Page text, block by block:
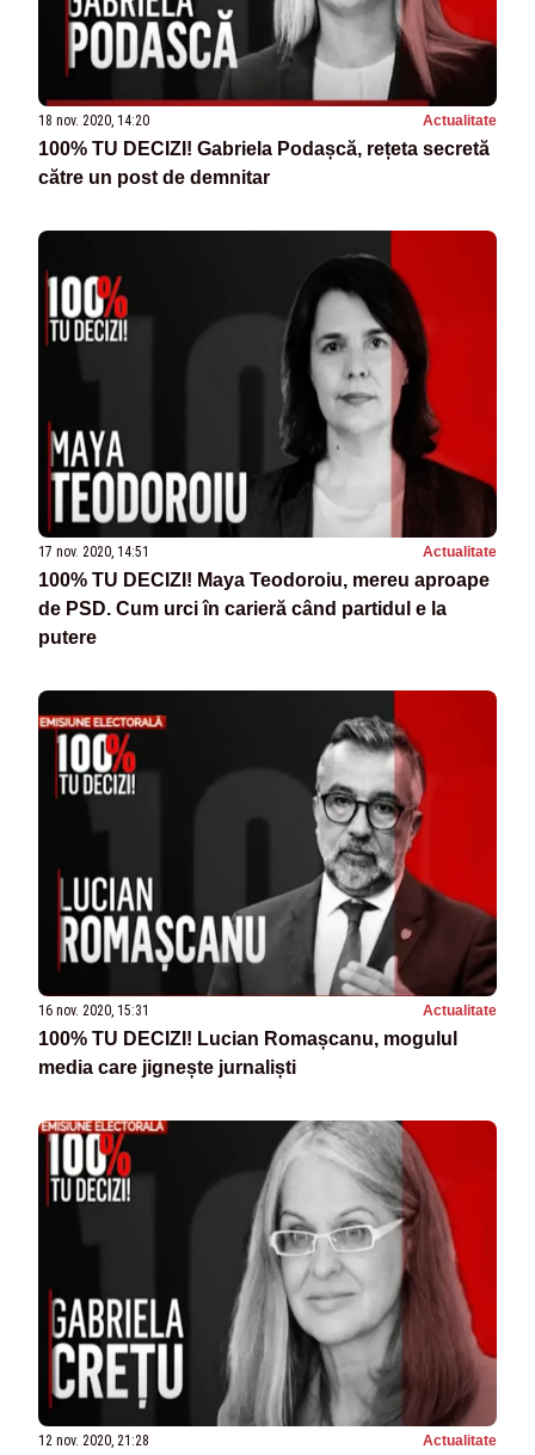
18 nov. 2020, 14:20 Actualitate
100% TU DECIZI! Gabriela Podașcă, rețeta secretă
către un post de demnitar
17 nov. 2020, 14:51 Actualitate
100% TU DECIZI! Maya Teodoroiu, mereu aproape
de PSD. Cum urci în carieră când partidul e la
putere
16 nov. 2020, 15:31 Actualitate
100% TU DECIZI! Lucian Romașcanu, mogulul
media care jignește jurnaliști
12 nov. 2020, 21:28 Actualitate